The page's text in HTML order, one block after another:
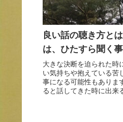
良い話の聴き方と
は、ひたすら聞く
大きな決断を迫られた時
い気持ちや抱えている苦
事になる可能性もありま
ると話してきた時に出来